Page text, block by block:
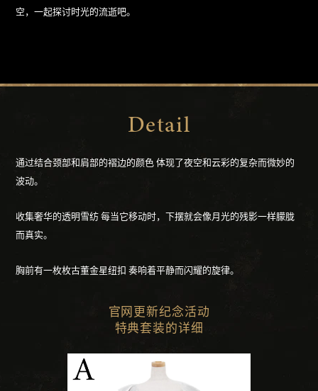
空，一起探讨时光的流逝吧。
Detail
通过结合颈部和肩部的褶边的颜色 体现了夜空和云彩的复杂而微妙的
波动。
收集奢华的透明雪纺 每当它移动时，下摆就会像月光的残影一样朦胧
而真实。
胸前有一枚枚古董金星纽扣 奏响着平静而闪耀的旋律。
官网更新纪念活动
特典套装的详细